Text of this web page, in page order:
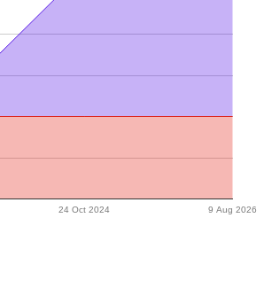
24 Oct 2024 9 Aug 2026